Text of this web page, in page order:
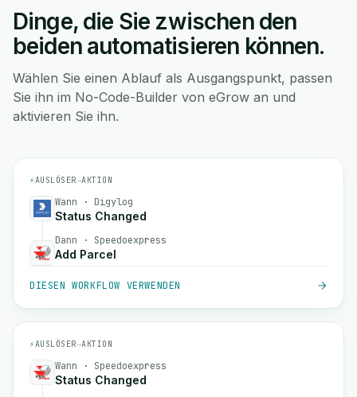
Dinge, die Sie zwischen den
beiden automatisieren können.
Wählen Sie einen Ablauf als Ausgangspunkt, passen
Sie ihn im No-Code-Builder von eGrow an und
aktivieren Sie ihn.
⚡AUSLÖSER→AKTION
Wann · Digylog
Status Changed
Dann · Speedoexpress
Add Parcel
DIESEN WORKFLOW VERWENDEN
⚡AUSLÖSER→AKTION
Wann · Speedoexpress
Status Changed